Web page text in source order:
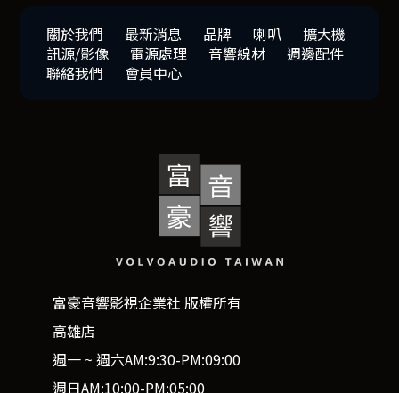
關於我們 最新消息 品牌 喇叭
擴大機
訊源/影像
電源處理 音響線材
週邊配件
聯絡我們
會員中心
富豪音響影視企業社 版權所有
高雄店
週一 ~ 週六AM:9:30-PM:09:00
週日AM:10:00-PM:05:00